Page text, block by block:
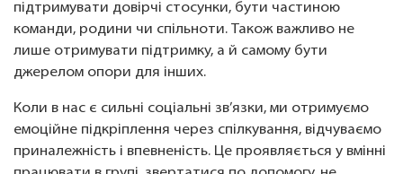
підтримувати довірчі стосунки, бути частиною
команди, родини чи спільноти. Також важливо не
лише отримувати підтримку, а й самому бути
джерелом опори для інших.
Коли в нас є сильні соціальні зв’язки, ми отримуємо
емоційне підкріплення через спілкування, відчуваємо
приналежність і впевненість. Це проявляється у вмінні